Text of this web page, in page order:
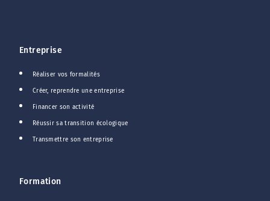
Entreprise
Réaliser vos formalités
Créer, reprendre une entreprise
Financer son activité
Réussir sa transition écologique
Transmettre son entreprise
Formation